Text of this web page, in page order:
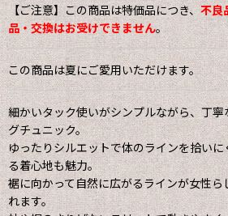
【ご注意】この商品は特価品につき、 不良
品・交換はお受けできません。
この商品は夏にご愛用いただけます。
細かいタック使いがシンプルながら、丁
グチュニック。
ゆったりシルエットで体のラインを拾い
る着心地も魅力。
裾に向かって自然に広がるラインが女性ら
れます。